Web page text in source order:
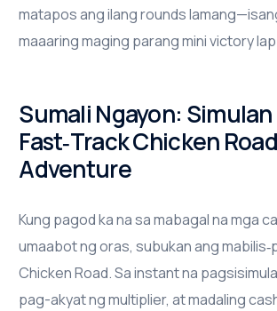
matapos ang ilang rounds
maaaring maging parang mini victory
Sumali Ngayon:
Fast‑Track Chicken Road
Adventure
Kung pagod ka na sa mabagal na mga
umaabot ng oras, subukan ang
Chicken Road. Sa instant na
pag-akyat ng multiplier, at madaling